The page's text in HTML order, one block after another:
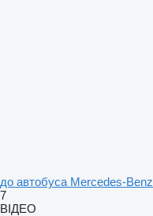
до автобуса Mercedes-Benz
7
ВІДЕО